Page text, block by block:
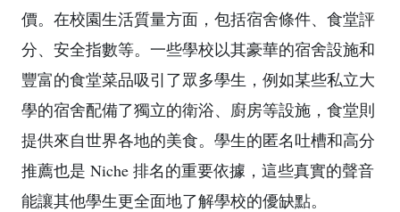
價。在校園生活質量方面，包括宿舍條件、食堂評
分、安全指數等。一些學校以其豪華的宿舍設施和
豐富的食堂菜品吸引了眾多學生，例如某些私立大
學的宿舍配備了獨立的衛浴、廚房等設施，食堂則
提供來自世界各地的美食。學生的匿名吐槽和高分
推薦也是 Niche 排名的重要依據，這些真實的聲音
能讓其他學生更全面地了解學校的優缺點。